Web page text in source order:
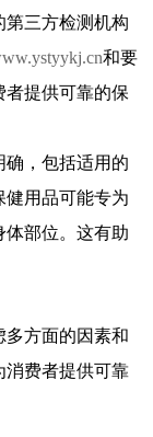
第三方检测机构
和要
者提供可靠的保
确，包括适用的
健用品可能专为
体部位。这有助
多方面的因素和
消费者提供可靠